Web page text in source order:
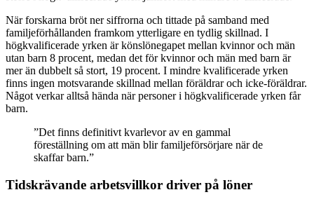
När forskarna bröt ner siffrorna och tittade på samband med
familjeförhållanden framkom ytterligare en tydlig skillnad. I
högkvalificerade yrken är könslönegapet mellan kvinnor och män
utan barn 8 procent, medan det för kvinnor och män med barn är
mer än dubbelt så stort, 19 procent. I mindre kvalificerade yrken
finns ingen motsvarande skillnad mellan föräldrar och icke-föräldrar.
Något verkar alltså hända när personer i högkvalificerade yrken får
barn.
”Det finns definitivt kvarlevor av en gammal
föreställning om att män blir familjeförsörjare när de
skaffar barn.”
Tidskrävande arbetsvillkor driver på löner